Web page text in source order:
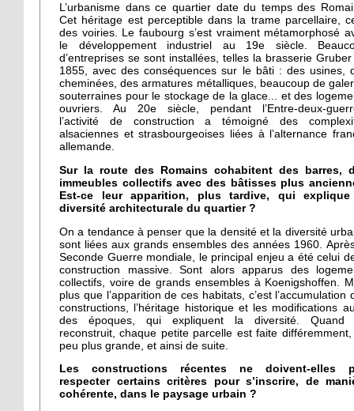
L’urbanisme dans ce quartier date du temps des
Cet héritage est perceptible dans la trame parcellaire,
des voiries. Le faubourg s’est vraiment métamorphosé
le développement industriel au 19e siècle.
d’entreprises se sont installées, telles la brasserie
1855, avec des conséquences sur le bâti : des usines,
cheminées, des armatures métalliques, beaucoup de
souterraines pour le stockage de la glace... et des
ouvriers. Au 20e siècle, pendant l’Entre-deux-
l’activité de construction a témoigné des
alsaciennes et strasbourgeoises liées à l’alternance
allemande.
Sur la route des Romains cohabitent des barres,
immeubles collectifs avec des bâtisses plus
Est-ce leur apparition, plus tardive, qui
diversité architecturale du quartier ?
On a tendance à penser que la densité et la diversité
sont liées aux grands ensembles des années 1960.
Seconde Guerre mondiale, le principal enjeu a été celui
construction massive. Sont alors apparus des
collectifs, voire de grands ensembles à Koenigshoffen.
plus que l’apparition de ces habitats, c’est l’accumulation
constructions, l’héritage historique et les modifications
des époques, qui expliquent la diversité. Quand
reconstruit, chaque petite parcelle est faite
peu plus grande, et ainsi de suite.
Les constructions récentes ne doivent-elles
respecter certains critères pour s’inscrire, de
cohérente, dans le paysage urbain ?